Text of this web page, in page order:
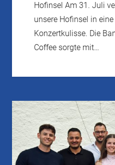
Hofinsel Am 31. Juli
unsere Hofinsel in
Konzertkulisse. Die
Coffee sorgte mit…